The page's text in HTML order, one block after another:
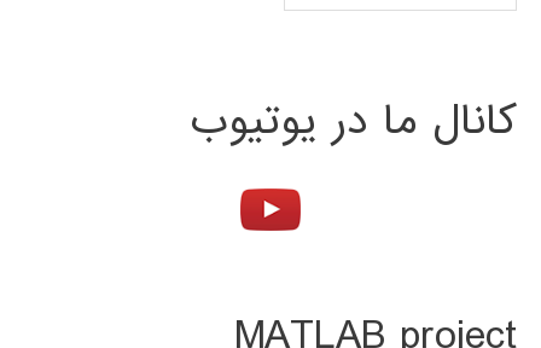
کانال ما در یوتیوب